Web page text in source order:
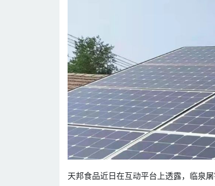
天邦食品近日在互动平台上透露，临泉